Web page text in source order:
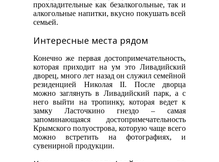
прохладительные как безалкогольные, так и
алкогольные напитки, вкусно покушать всей
семьей.
Интересные места рядом
Конечно же первая достопримечательность,
которая приходит на ум это Ливадийский
дворец, много лет назад он служил семейной
резиденцией Николая II. После дворца
можно заглянуть в Ливадийский парк, а с
него выйти на тропинку, которая ведет к
замку Ласточкино гнездо – самая
запоминающаяся достопримечательность
Крымского полуострова, которую чаще всего
можно встретить на фотографиях, и
сувенирной продукции.